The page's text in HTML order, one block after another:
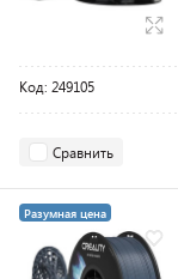
Код: 249105
Сравнить
Разумная цена